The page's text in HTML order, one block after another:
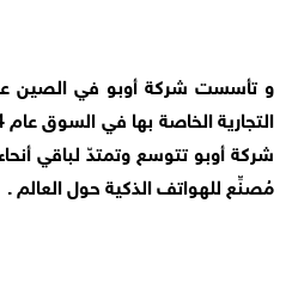
شركة أوبو تتوسع وتمتدّ لباقي
مُصنِّع للهواتف الذكية حول العالم .